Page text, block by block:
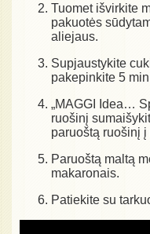
Tuomet išvirkite
pakuotės
aliejaus.
Supjaustykite
pakepinkite 5
„MAGGI Idea…
ruošinį
paruoštą ruošinį
Paruoštą maltą
makaronais.
Patiekite su